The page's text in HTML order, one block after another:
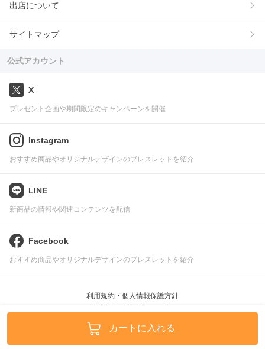
出店について
サイトマップ
公式アカウント
X
プレゼント企画や期間限定のキャンペーンを開催
Instagram
おすすめ商品やオリジナルデザインのブレスレットを紹介
LINE
新商品の情報や関連コンテンツを配信
Facebook
おすすめ商品やオリジナルデザインのブレスレットを紹介
利用規約・個人情報保護方針
Pascle © leafworks, Inc.